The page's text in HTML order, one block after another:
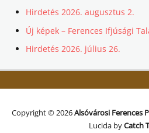
Hirdetés 2026. augusztus 2.
Új képek – Ferences Ifjúsági
Hirdetés 2026. július 26.
Copyright © 2026Alsóvárosi Ferences
Lucida byCatch